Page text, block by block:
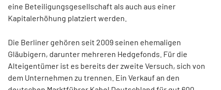
eine Beteiligungsgesellschaft als auch aus einer
Kapitalerhöhung platziert werden.
Die Berliner gehören seit 2009 seinen ehemaligen
Gläubigern, darunter mehreren Hedgefonds. Für die
Alteigentümer ist es bereits der zweite Versuch, sich von
dem Unternehmen zu trennen. Ein Verkauf an den